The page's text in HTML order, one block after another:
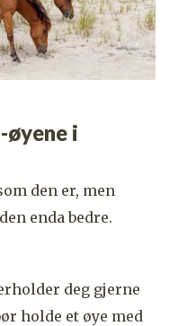
øyene i
den er, men
enda bedre.
deg gjerne
holde et øye med